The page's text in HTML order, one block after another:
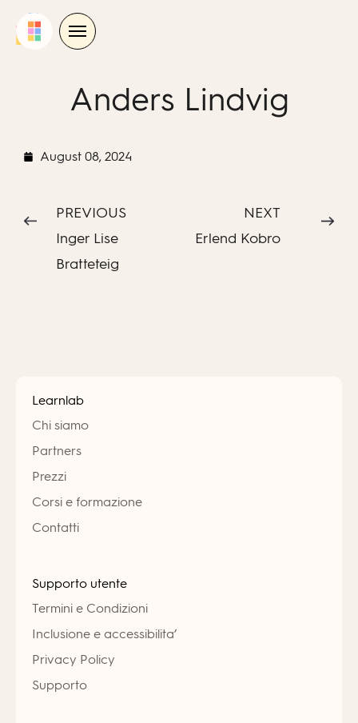
Anders Lindvig
August 08, 2024
PREVIOUS
Inger Lise
Bratteteig
NEXT
Erlend Kobro
Learnlab
Chi siamo
Partners
Prezzi
Corsi e formazione
Contatti
Supporto utente
Termini e Condizioni
Inclusione e accessibilita’
Privacy Policy
Supporto